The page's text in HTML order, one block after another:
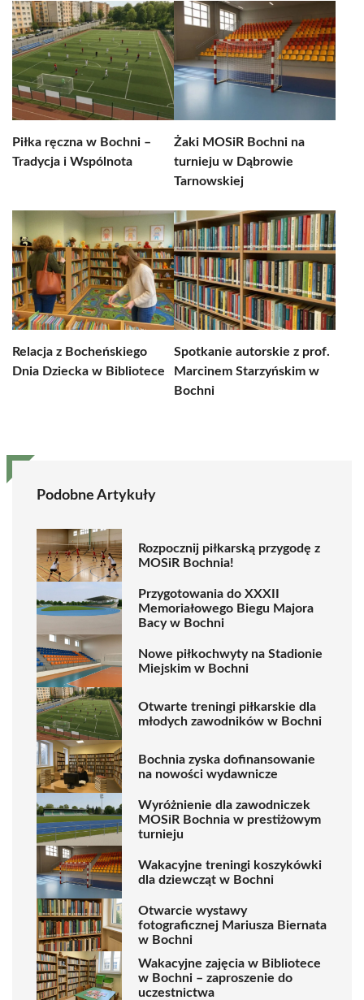
Piłka ręczna w Bochni –
Tradycja i Wspólnota
Żaki MOSiR Bochni na
turnieju w Dąbrowie
Tarnowskiej
Relacja z Bocheńskiego
Dnia Dziecka w Bibliotece
Spotkanie autorskie z prof.
Marcinem Starzyńskim w
Bochni
Podobne Artykuły
Rozpocznij piłkarską przygodę z
MOSiR Bochnia!
Przygotowania do XXXII
Memoriałowego Biegu Majora
Bacy w Bochni
Nowe piłkochwyty na Stadionie
Miejskim w Bochni
Otwarte treningi piłkarskie dla
młodych zawodników w Bochni
Bochnia zyska dofinansowanie
na nowości wydawnicze
Wyróżnienie dla zawodniczek
MOSiR Bochnia w prestiżowym
turnieju
Wakacyjne treningi koszykówki
dla dziewcząt w Bochni
Otwarcie wystawy
fotograficznej Mariusza Biernata
w Bochni
Wakacyjne zajęcia w Bibliotece
w Bochni – zaproszenie do
uczestnictwa